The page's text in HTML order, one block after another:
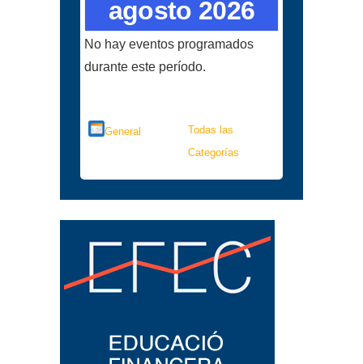
agosto 2026
No hay eventos programados
durante este período.
General
Todas las
Categorías